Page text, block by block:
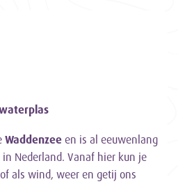
Waddenzee en is al eeuwenlang
Nederland. Vanaf hier kun je
of als wind, weer en getij ons